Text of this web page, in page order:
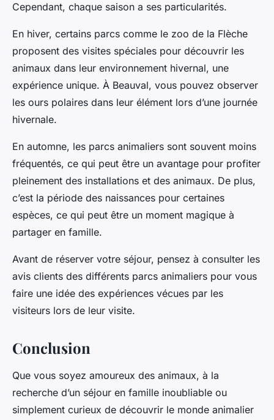
Cependant, chaque saison a ses particularités.
En hiver, certains parcs comme le zoo de la Flèche
proposent des visites spéciales pour découvrir les
animaux dans leur environnement hivernal, une
expérience unique. À Beauval, vous pouvez observer
les ours polaires dans leur élément lors d’une journée
hivernale.
En automne, les parcs animaliers sont souvent moins
fréquentés, ce qui peut être un avantage pour profiter
pleinement des installations et des animaux. De plus,
c’est la période des naissances pour certaines
espèces, ce qui peut être un moment magique à
partager en famille.
Avant de réserver votre séjour, pensez à consulter les
avis clients des différents parcs animaliers pour vous
faire une idée des expériences vécues par les
visiteurs lors de leur visite.
Conclusion
Que vous soyez amoureux des animaux, à la
recherche d’un séjour en famille inoubliable ou
simplement curieux de découvrir le monde animalier